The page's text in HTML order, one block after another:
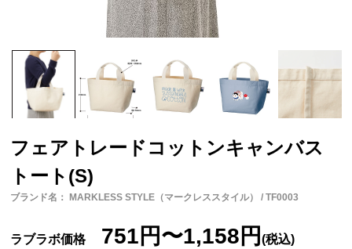
フェアトレードコットンキャンバス
トート(S)
ブランド名： MARKLESS STYLE（マークレススタイル） / TF0003
ラブラボ価格 751円〜1,158円(税込)